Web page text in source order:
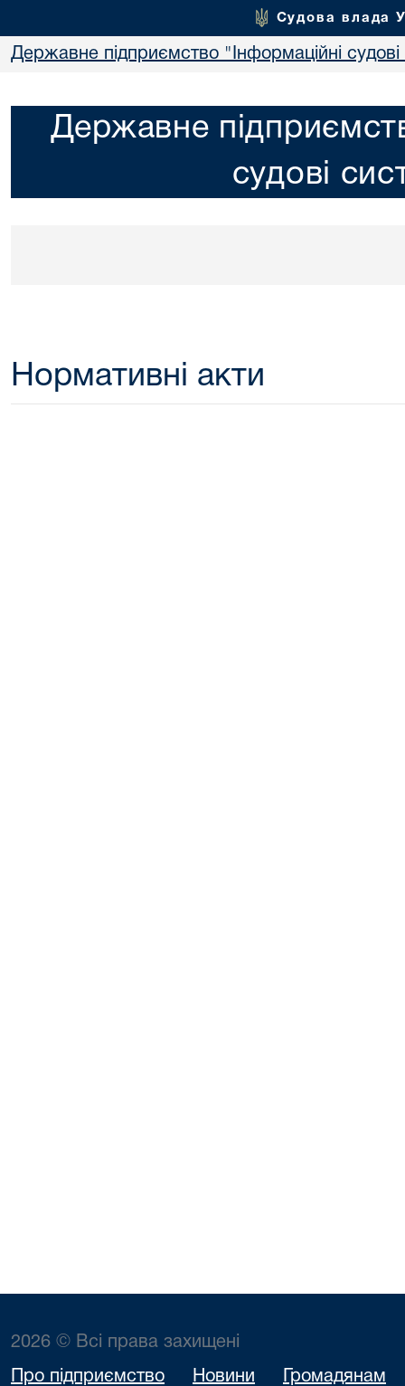
Судова влада
Державне підприємство "Інформаційні
Державне
судові
Нормативні акти
2026 © Всі права захищені
Про підприємство Новини Громадянам